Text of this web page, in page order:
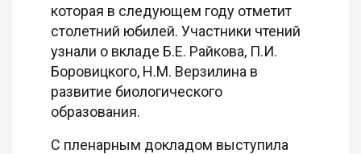
которая в следующем году отметит
столетний юбилей. Участники чтений
узнали о вкладе Б.Е. Райкова, П.И.
Боровицкого, Н.М. Верзилина в
развитие биологического
образования.
С пленарным докладом выступила